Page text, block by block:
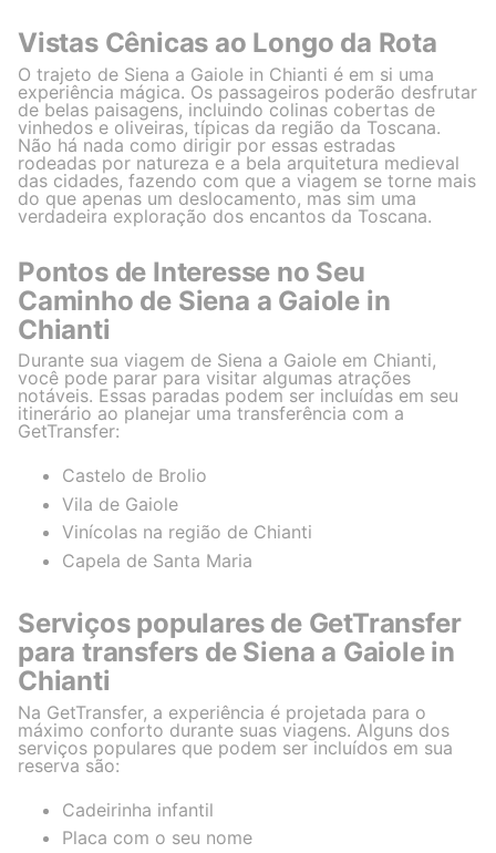
Vistas Cênicas ao Longo da Rota
O trajeto de Siena a Gaiole in Chianti é em si uma
experiência mágica. Os passageiros poderão desfrutar
de belas paisagens, incluindo colinas cobertas de
vinhedos e oliveiras, típicas da região da Toscana.
Não há nada como dirigir por essas estradas
rodeadas por natureza e a bela arquitetura medieval
das cidades, fazendo com que a viagem se torne mais
do que apenas um deslocamento, mas sim uma
verdadeira exploração dos encantos da Toscana.
Pontos de Interesse no Seu
Caminho de Siena a Gaiole in
Chianti
Durante sua viagem de Siena a Gaiole em Chianti,
você pode parar para visitar algumas atrações
notáveis. Essas paradas podem ser incluídas em seu
itinerário ao planejar uma transferência com a
GetTransfer:
Castelo de Brolio
Vila de Gaiole
Vinícolas na região de Chianti
Capela de Santa Maria
Serviços populares de GetTransfer
para transfers de Siena a Gaiole in
Chianti
Na GetTransfer, a experiência é projetada para o
máximo conforto durante suas viagens. Alguns dos
serviços populares que podem ser incluídos em sua
reserva são:
Cadeirinha infantil
Placa com o seu nome